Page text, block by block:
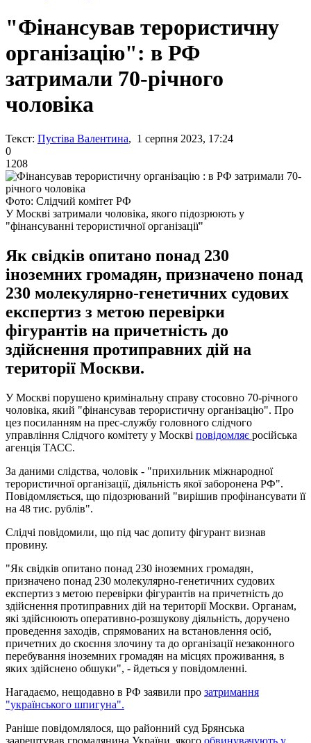
"Фінансував терористичну
організацію": в РФ
затримали 70-річного
чоловіка
Текст: Пустіва Валентина, 1 серпня 2023, 17:24
0
1208
Фото: Слідчий комітет РФ
У Москві затримали чоловіка, якого підозрюють у
"фінансуванні терористичної організації"
Як свідків опитано понад 230
іноземних громадян, призначено понад
230 молекулярно-генетичних судових
експертиз з метою перевірки
фігурантів на причетність до
здійснення протиправних дій на
території Москви.
У Москві порушено кримінальну справу стосовно 70-річного
чоловіка, який "фінансував терористичну організацію". Про
цез посиланням на прес-службу головного слідчого
управління Слідчого комітету у Москві повідомляє російська
агенція ТАСС.
За даними слідства, чоловік - "прихильник міжнародної
терористичної організації, діяльність якої заборонена РФ".
Повідомляється, що підозрюваний "вирішив профінансувати її
на 48 тис. рублів".
Слідчі повідомили, що під час допиту фігурант визнав
провину.
"Як свідків опитано понад 230 іноземних громадян,
призначено понад 230 молекулярно-генетичних судових
експертиз з метою перевірки фігурантів на причетність до
здійснення протиправних дій на території Москви. Органам,
які здійснюють оперативно-розшукову діяльність, доручено
проведення заходів, спрямованих на встановлення осіб,
причетних до скоєння злочину та до організації незаконного
перебування іноземних громадян на місцях проживання, в
яких здійснено обшуки", - йдеться у повідомленні.
Нагадаємо, нещодавно в РФ заявили про затримання
"українського шпигуна".
Раніше повідомлялося, що районний суд Брянська
заарештував громадянина України, якого обвинувачують у